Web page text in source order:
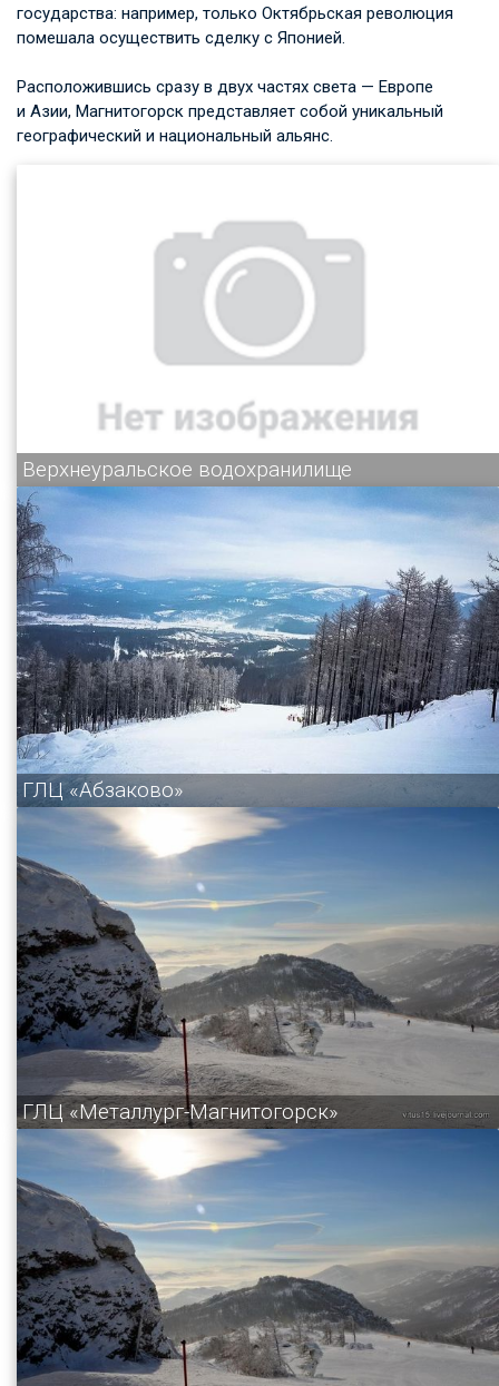
государства: например, только Октябрьская революция
помешала осуществить сделку с Японией.
Расположившись сразу в двух частях света — Европе
и Азии, Магнитогорск представляет собой уникальный
географический и национальный альянс.
Верхнеуральское водохранилище
ГЛЦ «Абзаково»
ГЛЦ «Металлург-Магнитогорск»